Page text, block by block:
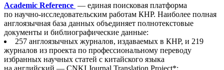
Academic Reference — единая поисковая платформа
по научно-исследовательским работам КНР. Наиболее полная
англоязычная база данных объединяет полнотекстовые
документы и библиографические данные:
257 англоязычных журналов, издаваемых в КНР, и 219
журналов из проекта по профессиональному переводу
избранных научных статей с китайского языка
на английский — CNKI Journal Translation Project*;